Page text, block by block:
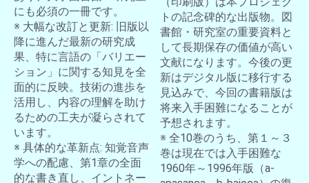
にも必須の一冊です。
※ 大幅な改訂と更新: 旧版以
降に進んだ最新の研究成
果、特に言語の「バリエー
ション」に関する知見を全
面的に反映。技術の進歩を
活用し、内容の理解を助け
るための工夫が凝らされて
います。
※ 具体的な革新点: 知覚音声
学への配慮、第1章の全面
的な書き直し、イントネー
トの記念碑的な出版物。図
書館・研究室の重要資料と
して長期保存の価値が高い
文献になります。今後の更
新はデジタル版に移行する
見込みで、今回の書籍版は
将来入手困難になることが
予想されます。
※ 全10巻のうち、第１～３
巻は現在では入手困難な
1960年～1996年版（a-